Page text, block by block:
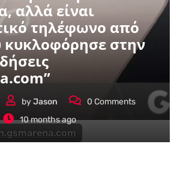
αλλά είναι
τηλέφωνο από
κυκλοφόρησε στην
byJason 0 Comments
10 months ago